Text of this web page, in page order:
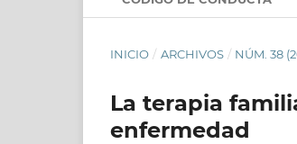
INICIO / ARCHIVOS / NÚM. 38
La terapia
enfermedad